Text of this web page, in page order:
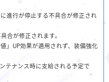
進行が停止する不具合が修正され
合が修正されます。
」UP効果が適用されず、装備強化
テナンス時に支給される予定で